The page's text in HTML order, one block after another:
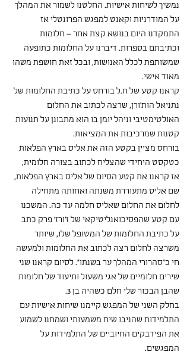
נמשיך לשיחות אישיות. החלטנו לשמור את המהלך
על המודרניות וקאנט למפגש הפרונטלי אז
התמקדנו היום בנושא קצת אחר – חלומות
וכתיבתם בספרות. דיברנו על החלומות כתופעה
שמשותפת לכלל האנושות, ובכל זאת חושפת משהו
מאוד אישי.
קראנו קטע של ח.ל בורחס על כתיבת החלומות של
נתניאל הות'ורן, שרצה לכתוב את החלום
האולטימטיבי וניהל יומן בו הוא מתבונן על תנועות
קטנות שמרכיבות את המציאות.
בורחס מציין בקטע הזה את אליס בארץ הפלאות
כטקסט היחידי שהצליח לכתוב בצורה חלומית,
אז קראנו את קטע הסיום של אליס בארץ הפלאות,
שם אליס מתעוררת משנתה ואחותה מתחילה
לחלום את החלום שאליס חלמה עד כה. המשכנו
עם קטע שהפסיכואנליטיקאי של ז'ורז' פרק כתב
על כתיבת החלומות של המטופל שלו, שיותר
משרצה לחלום רצה לכתוב את החלומות ולמעשה
חי כ"סהרורי המהלך ער בשנתו". לסיום קראנו שני
שירים חלומיים של אגי משעול ותיעוד של חלומות
שהבן הבכור שלי חלם כשהיה בן 3.
בחלק השני של המפגש קיימנו שיחות אישיות עם
התלמידות שהניבו שיח משמעותי ושמחנו לשמוע
את הפידבקים החיוביים של התלמידות על
המפגשים.